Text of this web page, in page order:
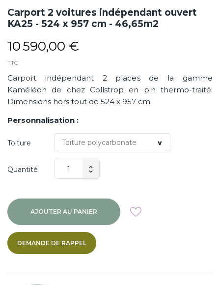
Carport 2 voitures indépendant ouvert
KA25 - 524 x 957 cm - 46,65m2
10 590,00 €
TTC
Carport indépendant 2 places de la gamme
Kaméléon de chez Collstrop en pin thermo-traité.
Dimensions hors tout de 524 x 957 cm.
Personnalisation :
Toiture
Quantité
AJOUTER AU PANIER
DEMANDE DE RAPPEL